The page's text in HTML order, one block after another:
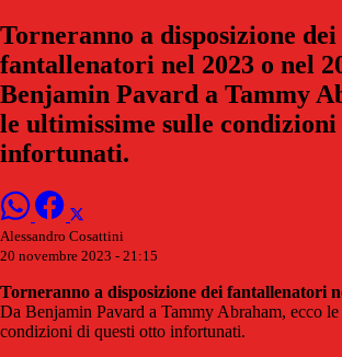
Torneranno a disposizione dei
fantallenatori nel 2023 o nel
Benjamin Pavard a Tammy
le ultimissime sulle
infortunati.
Alessandro Cosattini
20 novembre 2023 - 21:15
Torneranno a disposizione dei fantallenatori
Da Benjamin Pavard a Tammy Abraham, ecco
condizioni di questi otto infortunati.